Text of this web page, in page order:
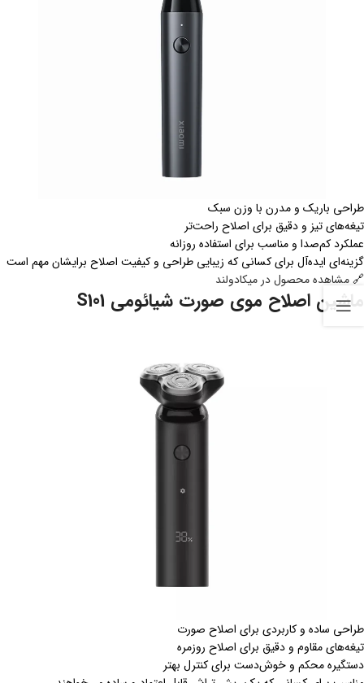
طراحی باریک و مدرن با وزن سبک
تیغه‌های تیز و دقیق برای اصلاح راحت‌تر
عملکرد کم‌صدا و مناسب برای استفاده روزانه
گزینه‌ای ایده‌آل برای کسانی که زیبایی طراحی و کیفیت اصلاح برایشان مهم است
🔗مشاهده محصول در میکادولند
ماشین اصلاح موی صورت شیائومی S101
طراحی ساده و کاربردی برای اصلاح صورت
تیغه‌های مقاوم و دقیق برای اصلاح روزمره
دستگیره محکم و خوش‌دست برای کنترل بهتر